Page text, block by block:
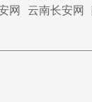
网 云南长安网